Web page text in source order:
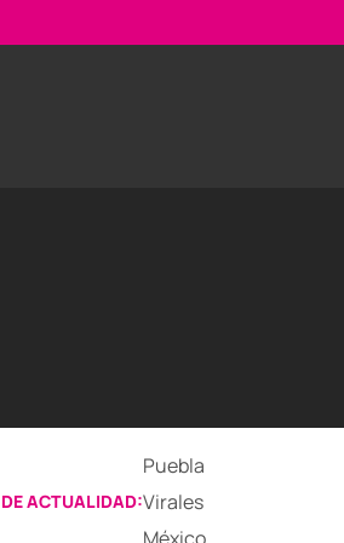
ACTUALIDAD:
Puebla
Virales
México